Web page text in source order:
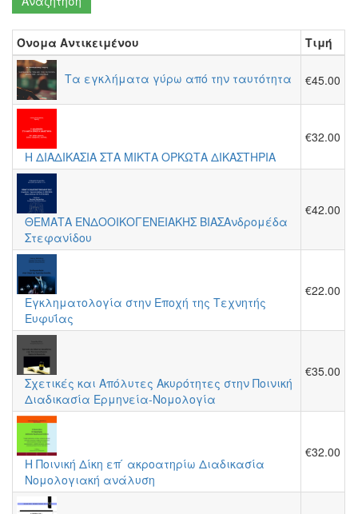
Όνομα Αντικειμένου Τιμή
Τα εγκλήματα γύρω από την ταυτότητα €45.00
Η ΔΙΑΔΙΚΑΣΙΑ ΣΤΑ ΜΙΚΤΑ ΟΡΚΩΤΑ ΔΙΚΑΣΤΗΡΙΑ
€32.00
ΘΕΜΑΤΑ ΕΝΔΟΟΙΚΟΓΕΝΕΙΑΚΗΣ ΒΙΑΣΑνδρομέδα
Στεφανίδου
€42.00
Εγκληματολογία στην Εποχή της Τεχνητής
Ευφυΐας
€22.00
Σχετικές και Απόλυτες Ακυρότητες στην Ποινική
Διαδικασία Ερμηνεία-Νομολογία
€35.00
Η Ποινική Δίκη επ ́ ακροατηρίω Διαδικασία
Νομολογιακή ανάλυση
€32.00